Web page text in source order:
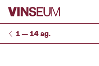
Anar al contingut
1 — 14 ag.